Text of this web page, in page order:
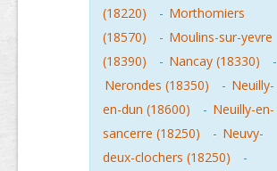
(18220)
- Morthomiers
(18570)
- Moulins-sur-yevre
(18390)
- Nancay (18330)
-
Nerondes (18350)
- Neuilly-
en-dun (18600)
- Neuilly-en-
sancerre (18250)
- Neuvy-
deux-clochers (18250)
-